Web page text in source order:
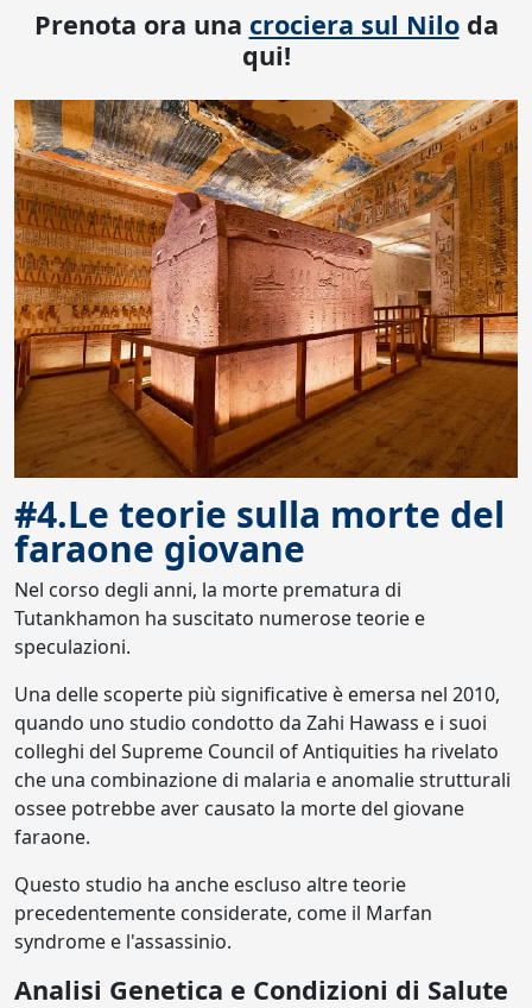
Prenota ora una crociera sul Niloda
qui!
#4.Le teorie sulla morte del
faraone giovane
Nel corso degli anni, la morte prematura di
Tutankhamon ha suscitato numerose teorie e
speculazioni.
Una delle scoperte più significative è emersa nel 2010,
quando uno studio condotto da Zahi Hawass e i suoi
colleghi del Supreme Council of Antiquities ha rivelato
che una combinazione di malaria e anomalie strutturali
ossee potrebbe aver causato la morte del giovane
faraone.
Questo studio ha anche escluso altre teorie
precedentemente considerate, come il Marfan
syndrome e l'assassinio.
Analisi Genetica e Condizioni di Salute